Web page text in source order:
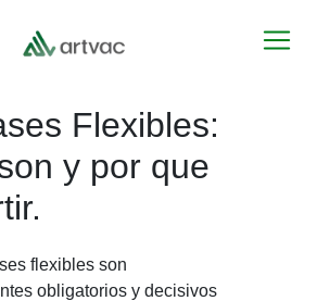
Flexibles:
y por que
flexibles son
obligatorios y decisivos